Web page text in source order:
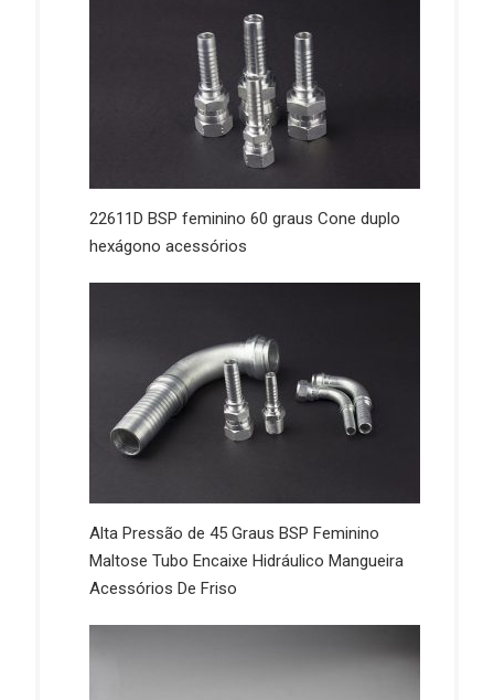
22611D BSP feminino 60 graus Cone duplo
hexágono acessórios
Alta Pressão de 45 Graus BSP Feminino
Maltose Tubo Encaixe Hidráulico Mangueira
Acessórios De Friso